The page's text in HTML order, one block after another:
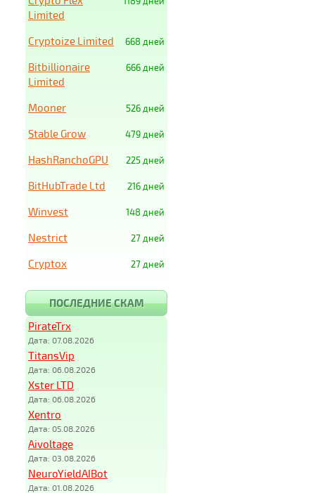
Limited
668 дней
Cryptoize Limited
666 дней
Bitbillionaire
Limited
526 дней
Mooner
479 дней
Stable Grow
225 дней
HashRanchoGPU
216 дней
BitHubTrade Ltd
148 дней
Winvest
27 дней
Nestrict
27 дней
Cryptox
ПОСЛЕДНИЕ СКАМ
PirateTrx
Дата: 07.08.2026
TitansVip
Дата: 06.08.2026
Xster LTD
Дата: 06.08.2026
Xentro
Дата: 05.08.2026
Aivoltage
Дата: 03.08.2026
NeuroYieldAIBot
Дата: 01.08.2026